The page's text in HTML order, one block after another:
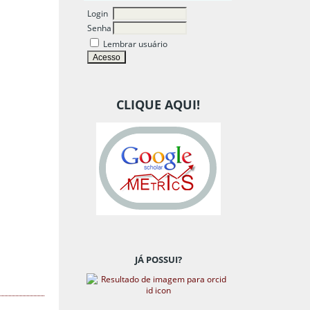
Login
Senha
Lembrar usuário
CLIQUE AQUI!
JÁ POSSUI?